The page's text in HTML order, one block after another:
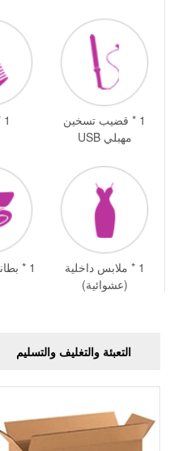
1 * قضيب تسخين
مهبلي USB
1 * مشط
1 * ملابس داخلية
(عشوائية)
1 * بطانية (عشوائي)
التعبئة والتغليف والتسليم